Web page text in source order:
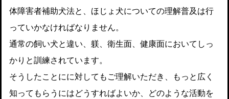
体障害者補助犬法と、ほじょ犬についての理解普及は行
っていかなければなりません。
通常の飼い犬と違い、躾、衛生面、健康面においてしっ
かりと訓練されています。
そうしたことにに対してもご理解いただき、もっと広く
知ってもらうにはどうすればよいか、どのような活動を